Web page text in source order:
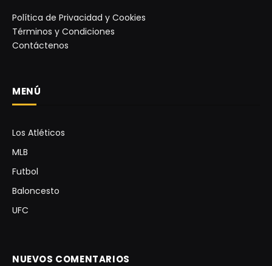
Política de Privacidad y Cookies
Términos y Condiciones
Contáctenos
MENÚ
Los Atléticos
MLB
Futbol
Baloncesto
UFC
NUEVOS COMENTARIOS